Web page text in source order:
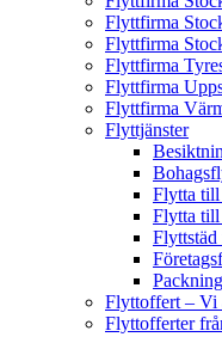
Flyttfirma
Flyttfirma
Flyttfirma
Flyttfirma
Flyttfirma
Flyttjänster
Flytta till
Flytta till
Flyttoffert – Vi
Flyttofferter